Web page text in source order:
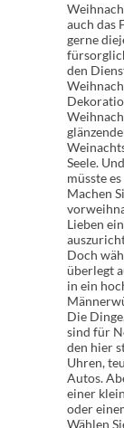
auch das
gerne
den
Seele.
müsste
Machen
Lieben
Doch
überlegt
in ein
Die
sind für
den hier
Uhren,
Autos.
einer
oder
Wählen